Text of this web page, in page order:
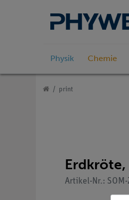
Physik Chemie
print
Artikel-Nr.: SOM-